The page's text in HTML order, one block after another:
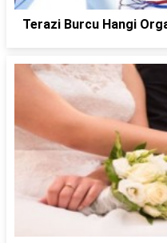
Terazi Burcu Hangi